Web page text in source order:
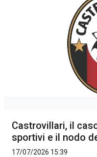
Castrovillari, il
sportivi e il nodo
17/07/2026 15:39